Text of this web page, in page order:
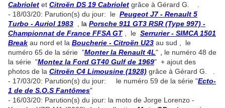
Cabriolet et Citroën DS 19 Cabriolet grâce à Gérard G. .
- 18/03/20: Parution(s) du jour: le Peugeot J7 - Renault 5
Turbo - Auriol 1983
la Porsche 911 GT3 RSR (Type 997) -
Championnat de France FFSA GT, le Serrurier - SIMCA 1501
Break au nord et la Boucherie - Citroën U23 au sud , le
numéro 65 de la série "Monter la Renault 4L"
le numéro 48 de
la série "Montez la Ford GT40 Gulf de 1969" + ajout des
photos de la Citroën C4 Limousine (1928) grâce à Gérard G. .
- 17/03/20: Parution(s) du jour: le numéro 59 de la série "Ecto-
1 de de S.O.S Fantômes"
- 16/03/20: Parution(s) du jour: la moto de Jorge Lorenzo -